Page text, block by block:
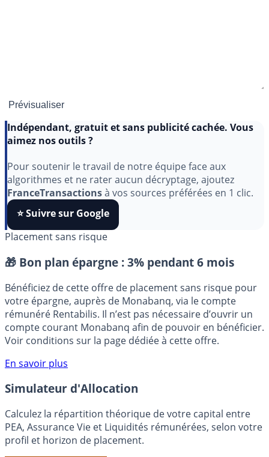
aimez nos outils ?
Pour soutenir le travail de notre équipe face aux
algorithmes et ne rater aucun décryptage, ajoutez
FranceTransactionsà vos sources préférées en 1 clic.
⭐️ Suivre sur Google
Placement sans risque
🎁 Bon plan épargne : 3% pendant 6 mois
Bénéficiez de cette offre de placement sans risque pour
votre épargne, auprès de Monabanq, via le compte
rémunéré Rentabilis. Il n’est pas nécessaire d’ouvrir un
compte courant Monabanq afin de pouvoir en bénéficier.
Voir conditions sur la page dédiée à cette offre.
En savoir plus
Simulateur d'Allocation
Calculez la répartition théorique de votre capital entre